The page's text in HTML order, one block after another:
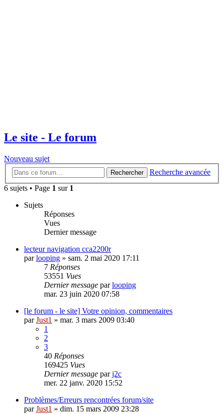
Le site - Le forum
Nouveau sujet
Rechercher
Recherche avancée
6 sujets • Page 1 sur 1
Sujets
Réponses
Vues
Dernier message
lecteur navigation cca2200r
parlooping » sam. 2 mai 2020 17:11
7 Réponses
53551 Vues
Dernier message parlooping
mar. 23 juin 2020 07:58
[le forum - le site] Votre opinion, commentaires
parJust1 » mar. 3 mars 2009 03:40
1
2
3
40 Réponses
169425 Vues
Dernier message parj2c
mer. 22 janv. 2020 15:52
Problèmes/Erreurs rencontrées forum/site
parJust1 » dim. 15 mars 2009 23:28